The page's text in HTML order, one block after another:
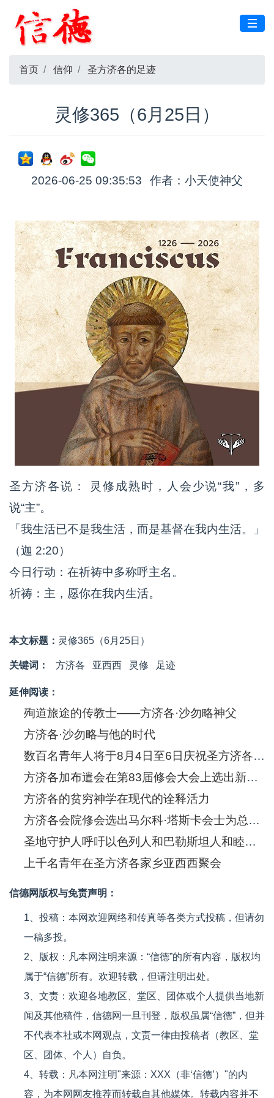
首页 信仰 圣方济各的足迹
灵修365（6月25日）
2026-06-25 09:35:53 作者：小天使神父
圣方济各说： 灵修成熟时，人会少说“我”，多
说“主”。
「我生活已不是我生活，而是基督在我内生活。」
（迦 2:20）
今日行动：在祈祷中多称呼主名。
祈祷：主，愿你在我内生活。
本文标题： 灵修365（6月25日）
关键词： 方济各 亚西西 灵修 足迹
延伸阅读：
殉道旅途的传教士——方济各·沙勿略神父
方济各·沙勿略与他的时代
数百名青年人将于8月4日至6日庆祝圣方济各·沙勿略诞生五百年
方济各加布遣会在第83届修会大会上选出新的总会长
方济各的贫穷神学在现代的诠释活力
方济各会院修会选出马尔科·塔斯卡会士为总会长
圣地守护人呼吁以色列人和巴勒斯坦人和睦共处
上千名青年在圣方济各家乡亚西西聚会
信德网版权与免责声明：
1、投稿：本网欢迎网络和传真等各类方式投稿，但请勿
一稿多投。
2、版权：凡本网注明来源：“信德”的所有内容，版权均
属于“信德”所有。欢迎转载，但请注明出处。
3、文责：欢迎各地教区、堂区、团体或个人提供当地新
闻及其他稿件，信德网一旦刊登，版权虽属“信德”，但并
不代表本社或本网观点，文责一律由投稿者（教区、堂
区、团体、个人）自负。
4、转载：凡本网注明"来源：XXX（非‘信德’）"的内
容，为本网网友推荐而转载自其他媒体。转载内容并不